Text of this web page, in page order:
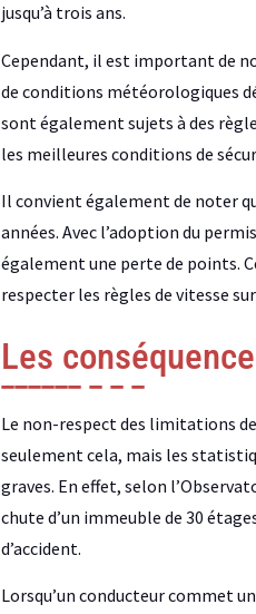
jusqu’à trois ans.
Cependant, il est important de
de conditions météorologiques
sont également sujets à des
les meilleures conditions de
Il convient également de noter
années. Avec l’adoption du
également une perte de points.
respecter les règles de vitesse
Les
Le non-respect des limitations de
seulement cela, mais les
graves. En effet, selon
chute d’un immeuble de 30
d’accident.
Lorsqu’un conducteur commet